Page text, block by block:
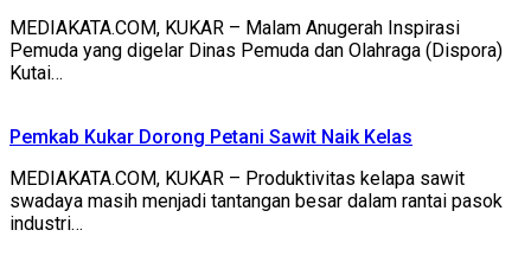
MEDIAKATA.COM, KUKAR – Malam Anugerah Inspirasi
Pemuda yang digelar Dinas Pemuda dan Olahraga (Dispora)
Kutai…
Pemkab Kukar Dorong Petani Sawit Naik Kelas
MEDIAKATA.COM, KUKAR – Produktivitas kelapa sawit
swadaya masih menjadi tantangan besar dalam rantai pasok
industri…